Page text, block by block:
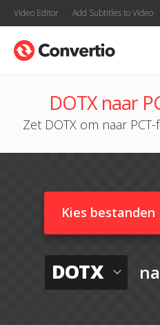
Video Editor Add Subtitles to Video
DOTX naar
Zet DOTX om naar
Kies bestanden
DOTX